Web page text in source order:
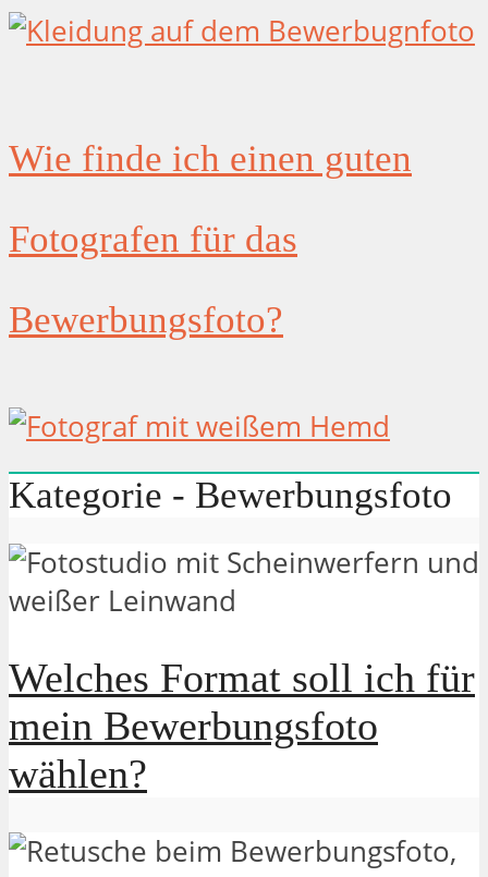
Wie finde ich einen guten
Fotografen für das
Bewerbungsfoto?
Kategorie - Bewerbungsfoto
Welches Format soll ich für
mein Bewerbungsfoto
wählen?